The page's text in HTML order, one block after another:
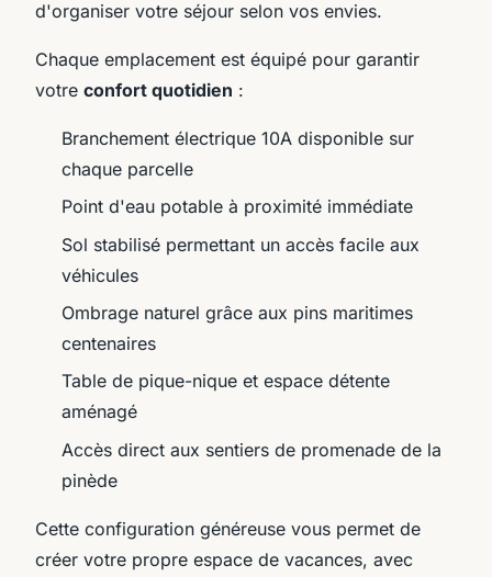
d'organiser votre séjour selon vos envies.
Chaque emplacement est équipé pour garantir
votre confort quotidien :
Branchement électrique 10A disponible sur
chaque parcelle
Point d'eau potable à proximité immédiate
Sol stabilisé permettant un accès facile aux
véhicules
Ombrage naturel grâce aux pins maritimes
centenaires
Table de pique-nique et espace détente
aménagé
Accès direct aux sentiers de promenade de la
pinède
Cette configuration généreuse vous permet de
créer votre propre espace de vacances, avec